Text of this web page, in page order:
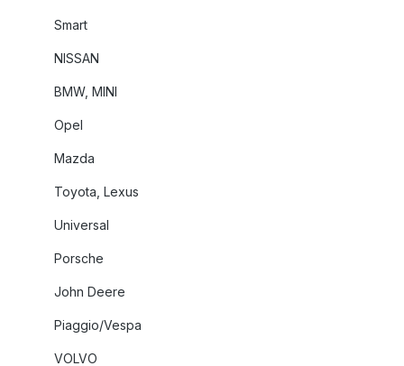
Smart
NISSAN
BMW, MINI
Opel
Mazda
Toyota, Lexus
Universal
Porsche
John Deere
Piaggio/Vespa
VOLVO